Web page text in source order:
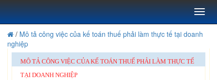
Toggle
/ Mô tả công việc của kế toán thuế phải làm thực tế tại doanh
nghiệp
MÔ TẢ CÔNG VIỆC CỦA KẾ TOÁN THUẾ PHẢI LÀM THỰC TẾ
TẠI DOANH NGHIỆP